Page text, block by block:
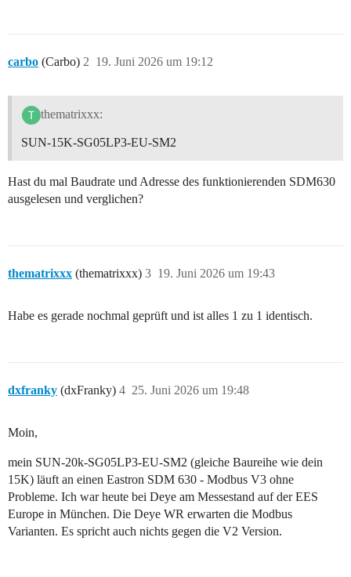
carbo (Carbo) 19. Juni 2026 um 19:12
2
thematrixxx:
SUN-15K-SG05LP3-EU-SM2
Hast du mal Baudrate und Adresse des funktionierenden SDM630
ausgelesen und verglichen?
thematrixxx (thematrixxx) 19. Juni 2026 um 19:43
3
Habe es gerade nochmal geprüft und ist alles 1 zu 1 identisch.
dxfranky (dxFranky) 25. Juni 2026 um 19:48
4
Moin,
mein SUN-20k-SG05LP3-EU-SM2 (gleiche Baureihe wie dein
15K) läuft an einen Eastron SDM 630 - Modbus V3 ohne
Probleme. Ich war heute bei Deye am Messestand auf der EES
Europe in München. Die Deye WR erwarten die Modbus
Varianten. Es spricht auch nichts gegen die V2 Version.